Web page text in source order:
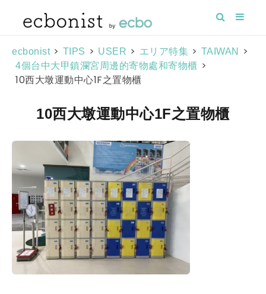
ecbonist > TIPS > USER > エリア特集 > TAIWAN >
4個台中大甲鎮瀾宮周邊的寄物處和寄物櫃 >
10西大墩運動中心1F之置物櫃
10西大墩運動中心1F之置物櫃